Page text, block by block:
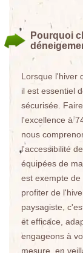
Pourquoi
Lorsque l'hiver
il est essentiel
sécurisée.
l'excellence à
nous
l'accessibilité
équipées de
est exempte
profiter de
paysagiste,
et efficace,
engageons à
mesure, en